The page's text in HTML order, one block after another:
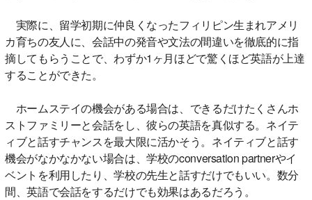
実際に、留学初期に仲良くなったフィリピン生まれアメリ
カ育ちの友人に、会話中の発音や文法の間違いを徹底的に指
摘してもらうことで、わずか1ヶ月ほどで驚くほど英語が上達
することができた。
ホームステイの機会がある場合は、できるだけたくさんホ
ストファミリーと会話をし、彼らの英語を真似する。ネイテ
ィブと話すチャンスを最大限に活かそう。ネイティブと話す
機会がなかなかない場合は、学校のconversation partnerやイ
ベントを利用したり、学校の先生と話すだけでもいい。数分
間、英語で会話をするだけでも効果はあるだろう。